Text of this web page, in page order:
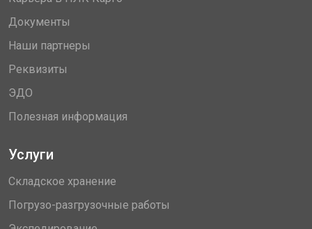
Документы
Наши партнеры
Реквизиты
ЭДО
Полезная информация
Услуги
Складское хранение
Погрузо-разгрузочные работы